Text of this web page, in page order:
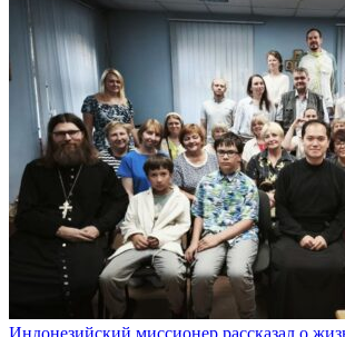
Индонезийский миссионер рассказал о